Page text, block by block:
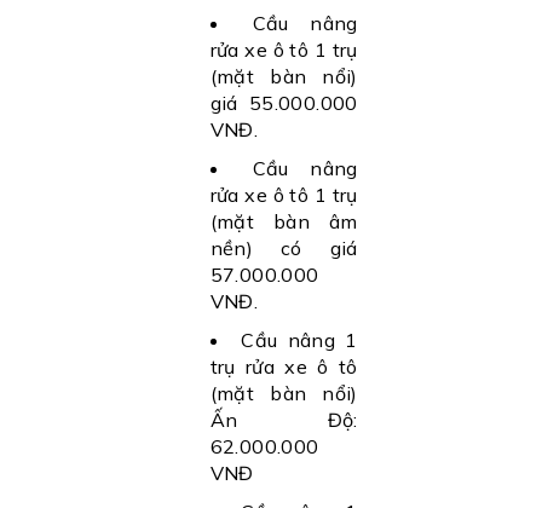
Cầu nâng
rửa xe ô tô 1 trụ
(mặt bàn nổi)
giá 55.000.000
VNĐ.
Cầu nâng
rửa xe ô tô 1 trụ
(mặt bàn âm
nền) có giá
57.000.000
VNĐ.
Cầu nâng 1
trụ rửa xe ô tô
(mặt bàn nổi)
Ấn Độ:
62.000.000
VNĐ